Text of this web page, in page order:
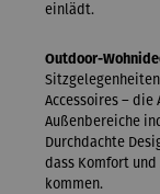
einlädt.
Outdoor-
Accessoires –
Außenbereiche
Durchdachte
dass Komfort
kommen.